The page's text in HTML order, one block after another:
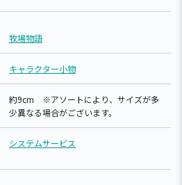
牧場物語
キャラクター小物
約9cm ※アソートにより、サイズが多
少異なる場合がございます。
システムサービス